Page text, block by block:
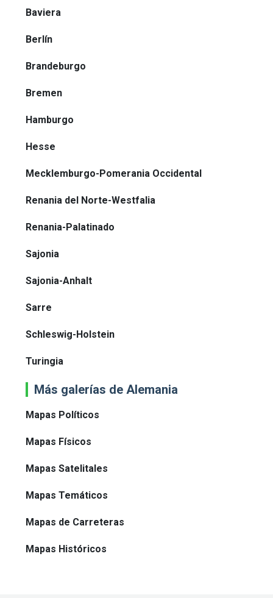
Baviera
Berlín
Brandeburgo
Bremen
Hamburgo
Hesse
Mecklemburgo-Pomerania Occidental
Renania del Norte-Westfalia
Renania-Palatinado
Sajonia
Sajonia-Anhalt
Sarre
Schleswig-Holstein
Turingia
Más galerías de Alemania
Mapas Políticos
Mapas Físicos
Mapas Satelitales
Mapas Temáticos
Mapas de Carreteras
Mapas Históricos